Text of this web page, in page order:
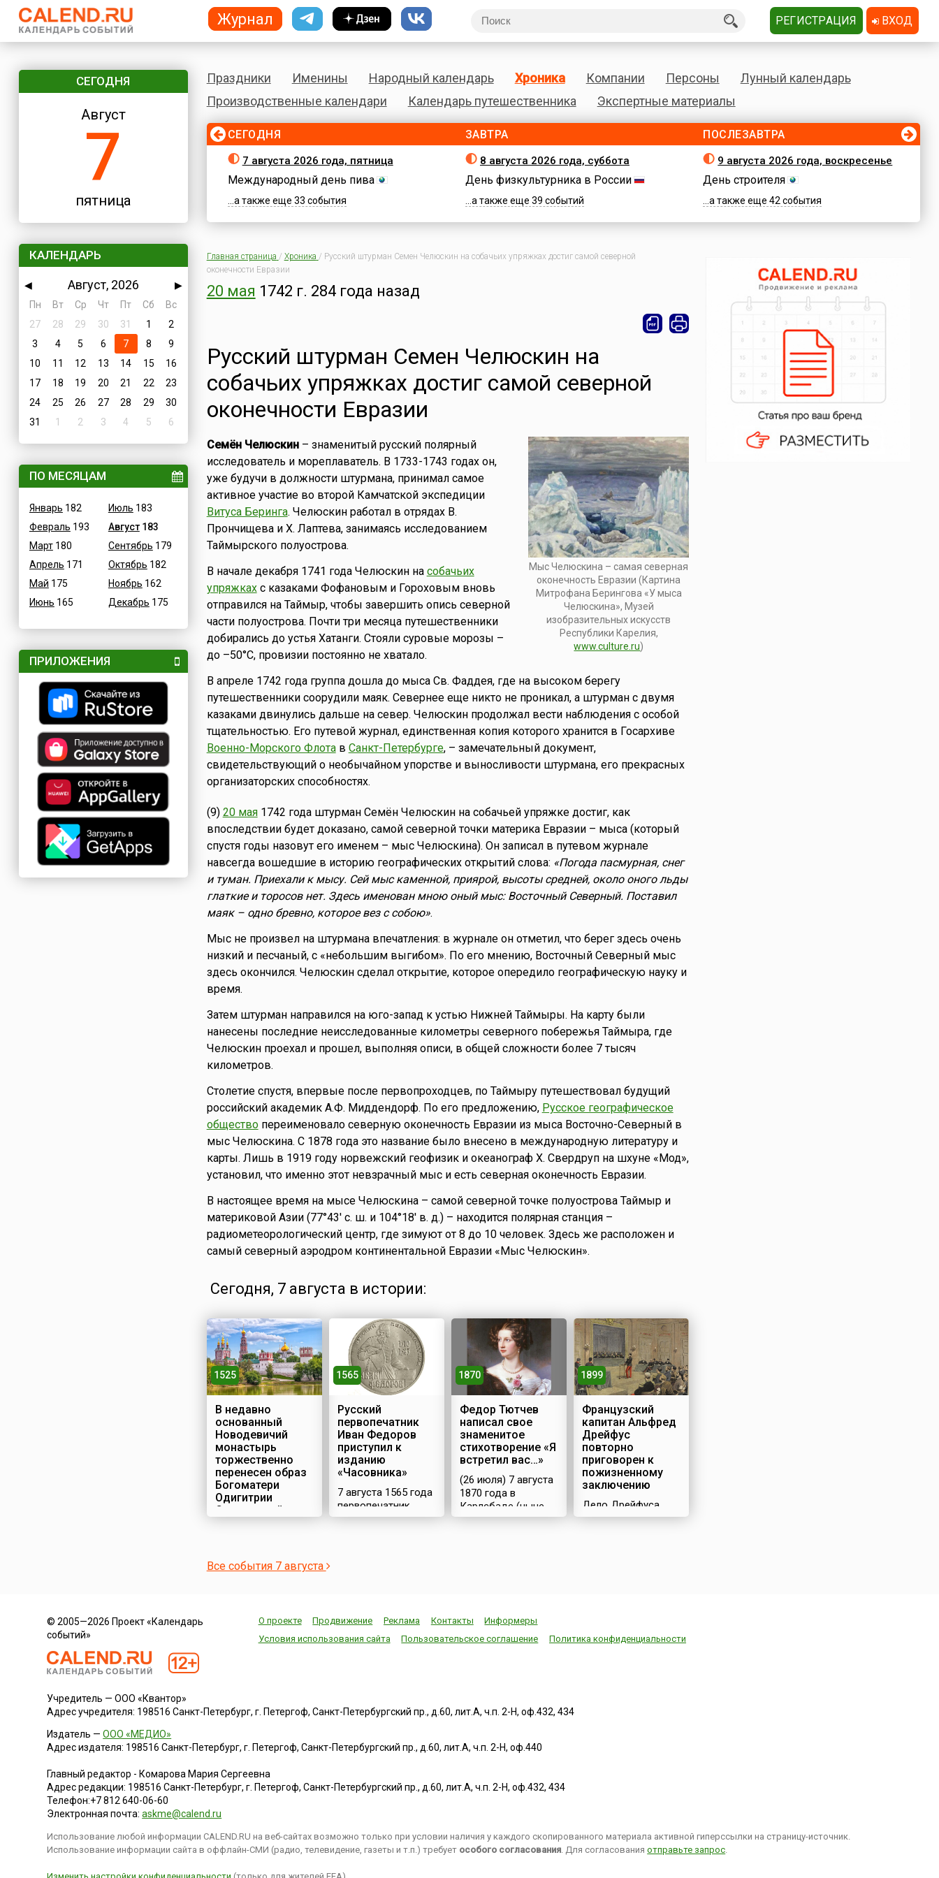
СЕГОДНЯ
Август
7
пятница
КАЛЕНДАРЬ
◀ Август, 2026
▶
Пн
Вт Ср Чт Пт Сб
Вс
27
28 29 30 31 1
2
3
4 5 6 7 8
9
10
11 12 13 14 15
16
17
18 19 20 21 22
23
24
25 26 27 28 29
30
31
1 2 3 4 5 6
ПО МЕСЯЦАМ
Январь 182
Февраль 193
Март180
Апрель 171
Май 175
Июнь 165
Июль 183
Август183
Сентябрь 179
Октябрь 182
Ноябрь 162
Декабрь 175
ПРИЛОЖЕНИЯ
Праздники Именины Народный календарь Хроника Компании Персоны
Лунный календарь
Производственные календари
Календарь путешественника Экспертные материалы
СЕГОДНЯ
7 августа 2026 года, пятница
Международный день пива
...а также еще 33 события
ЗАВТРА
8 августа 2026 года, суббота
День физкультурника в России
...а также еще 39 событий
ПОСЛЕЗАВТРА
9 августа 2026 года, воскресенье
День строителя
...а также еще 42 события
Главная страница / Хроника / Русский штурман Семен Челюскин на собачьих упряжках достиг самой северной
оконечности Евразии
20 мая 1742 г. 284 года назад
Русский штурман Семен Челюскин на
собачьих упряжках достиг самой северной
оконечности Евразии
Мыс Челюскина – самая северная
оконечность Евразии (Картина
Митрофана Берингова «У мыса
Челюскина», Музей
изобразительных искусств
Республики Карелия,
www.culture.ru)
Семён Челюскин– знаменитый русский полярный
исследователь и мореплаватель. В 1733-1743 годах он,
уже будучи в должности штурмана, принимал самое
активное участие во второй Камчатской экспедиции
Витуса Беринга. Челюскин работал в отрядах В.
Прончищева и Х. Лаптева, занимаясь исследованием
Таймырского полуострова.
В начале декабря 1741 года Челюскин на собачьих
упряжкахс казаками Фофановым и Гороховым вновь
отправился на Таймыр, чтобы завершить опись северной
части полуострова. Почти три месяца путешественники
добирались до устья Хатанги. Стояли суровые морозы –
до –50°С, провизии постоянно не хватало.
В апреле 1742 года группа дошла до мыса Св. Фаддея, где на высоком берегу
путешественники соорудили маяк. Севернее еще никто не проникал, а штурман с двумя
казаками двинулись дальше на север. Челюскин продолжал вести наблюдения с особой
тщательностью. Его путевой журнал, единственная копия которого хранится в Госархиве
Военно-Морского Флотав Санкт-Петербурге, – замечательный документ,
свидетельствующий о необычайном упорстве и выносливости штурмана, его прекрасных
организаторских способностях.
(9) 20 мая1742 года штурман Семён Челюскин на собачьей упряжке достиг, как
впоследствии будет доказано, самой северной точки материка Евразии – мыса (который
спустя годы назовут его именем – мыс Челюскина). Он записал в путевом журнале
навсегда вошедшие в историю географических открытий слова: «Погода пасмурная, снег
и туман. Приехали к мысу. Сей мыс каменной, приярой, высоты средней, около оного льды
глаткие и торосов нет. Здесь именован мною оный мыс: Восточный Северный. Поставил
маяк – одно бревно, которое вез с собою».
Мыс не произвел на штурмана впечатления: в журнале он отметил, что берег здесь очень
низкий и песчаный, с «небольшим выгибом». По его мнению, Восточный Северный мыс
здесь окончился. Челюскин сделал открытие, которое опередило географическую науку и
время.
Затем штурман направился на юго-запад к устью Нижней Таймыры. На карту были
нанесены последние неисследованные километры северного побережья Таймыра, где
Челюскин проехал и прошел, выполняя описи, в общей сложности более 7 тысяч
километров.
Столетие спустя, впервые после первопроходцев, по Таймыру путешествовал будущий
российский академик А.Ф. Миддендорф. По его предложению, Русское географическое
обществопереименовало северную оконечность Евразии из мыса Восточно-Северный в
мыс Челюскина. С 1878 года это название было внесено в международную литературу и
карты. Лишь в 1919 году норвежский геофизик и океанограф Х. Свердруп на шхуне «Мод»,
установил, что именно этот невзрачный мыс и есть северная оконечность Евразии.
В настоящее время на мысе Челюскина – самой северной точке полуострова Таймыр и
материковой Азии (77°43' с. ш. и 104°18' в. д.) – находится полярная станция –
радиометеорологический центр, где зимуют от 8 до 10 человек. Здесь же расположен и
самый северный аэродром континентальной Евразии «Мыс Челюскин».
Сегодня, 7 августа в истории:
1525
В недавно
основанный
Новодевичий
монастырь
торжественно
перенесен образ
Богоматери
Одигитрии
Смоленской
Москве началось
Ивановича – в
честь взятия в
Смоленский».
представлял собой
крепость,
обнесенную
мощной
крепостной стеной
с 12 башнями.Год
спустя, (28 июля) 7
августа 1525 года,
сюда из
собора
1565
Русский
первопечатник
Иван Федоров
приступил к
изданию
«Часовника»
7 августа 1565 года
первопечатник
Иван Федоров и
легендарного
«Апостола»,
книг.Работу
завершили в конце
«Часовник»,
молитв,
быстро, после чего
посл...
1870
Федор Тютчев
написал свое
знаменитое
стихотворение «Я
встретил вас…»
(26 июля) 7 августа
1870 года в
Карлсбаде (ныне
Карловы-Вары)
все былоеВ
отжившем сердце
осени
пороюБывают дни,
повеет вдруг
—Так, весь обвеян
1899
Французский
капитан Альфред
Дрейфус
повторно
приговорен к
пожизненному
заключению
Дело Дрейфуса,
которое французы
Франции и Европы
каторгу. 5 января
1895 года после су...
Все события 7 августа
© 2005—2026 Проект «Календарь
событий»
О проекте Продвижение Реклама Контакты
Информеры
Условия использования сайта
Пользовательское соглашение Политика конфиденциальности
Учредитель — ООО «Квантор»
Адрес учредителя: 198516 Санкт-Петербург, г. Петергоф, Санкт-Петербургский пр., д.60, лит.А, ч.п. 2-Н, оф.432, 434
Издатель —ООО «МЕДИО»
Адрес издателя: 198516 Санкт-Петербург, г. Петергоф, Санкт-Петербургский пр., д.60, лит.А, ч.п. 2-Н, оф.440
Главный редактор - Комарова Мария Сергеевна
Адрес редакции: 198516 Санкт-Петербург, г. Петергоф,Санкт-Петербургский пр., д.60, лит.А, ч.п. 2-Н, оф.432, 434
Телефон:+7 812 640-06-60
Электронная почта:askme@calend.ru
Использование любой информации CALEND.RU на веб-сайтах возможно только при условии наличия у каждого скопированного материала активной гиперссылки на страницу-источник.
Использование информации сайта в оффлайн-СМИ (радио, телевидение, газеты и т.п.) требует особого согласования. Для согласованияотправьте запрос.
Журнал РЕГИСТРАЦИЯ ВХОД